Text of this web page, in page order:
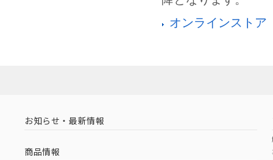
オンラインストア
お知らせ・最新情報
商品情報